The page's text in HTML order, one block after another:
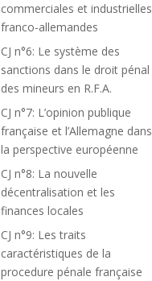
commerciales et industrielles
franco-allemandes
CJ n°6: Le système des
sanctions dans le droit pénal
des mineurs en R.F.A.
CJ n°7: L’opinion publique
française et l’Allemagne dans
la perspective européenne
CJ n°8: La nouvelle
décentralisation et les
finances locales
CJ n°9: Les traits
caractéristiques de la
procedure pénale française